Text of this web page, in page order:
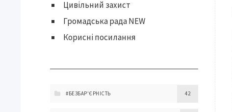
Цивільний захист
Громадська рада NEW
Корисні посилання
#БЕЗБАР'ЄРНІСТЬ 42